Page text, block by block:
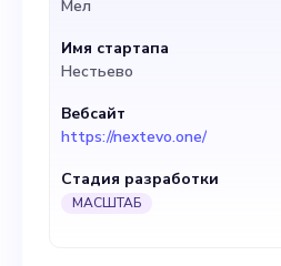
революцию в
устойчивого
превращая
листьев
инновационных
экологически
Мел
Имя стартапа
Нестьево
Вебсайт
https://nextevo.one/
Стадия разработки
МАСШТАБ